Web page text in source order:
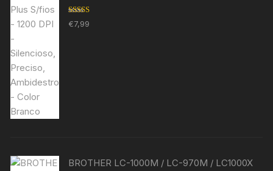
Avaliação
5.00de 5
€7,99
BROTHER LC-1000M / LC-970M / LC1000X